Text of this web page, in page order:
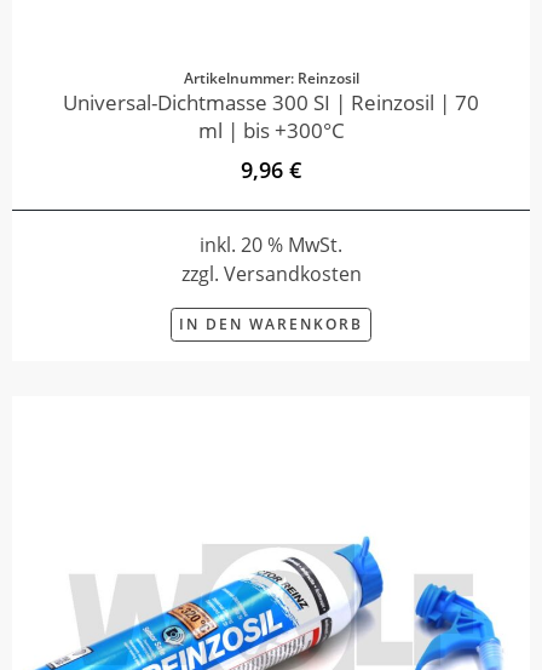
Artikelnummer: Reinzosil
Universal-Dichtmasse 300 SI | Reinzosil | 70
ml | bis +300°C
9,96 €
inkl. 20 % MwSt.
zzgl. Versandkosten
IN DEN WARENKORB